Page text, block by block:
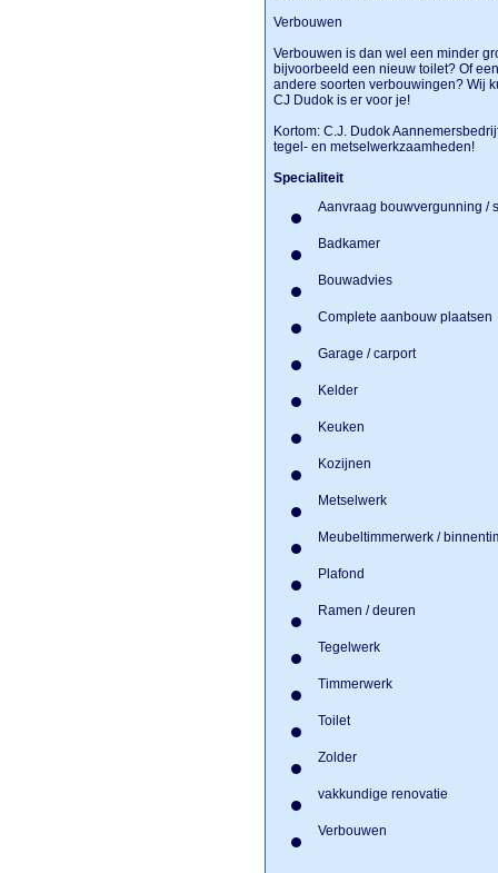
Verbouwen
Verbouwen is dan wel een minder
bijvoorbeeld een nieuw toilet? Of
andere soorten verbouwingen? Wij
CJ Dudok is er voor je!
Kortom: C.J. Dudok
tegel- en metselwerkzaamheden!
Specialiteit
Aanvraag bouwvergunning
Badkamer
Bouwadvies
Complete aanbouw
Garage / carport
Kelder
Keuken
Kozijnen
Metselwerk
Meubeltimmerwerk /
Plafond
Ramen / deuren
Tegelwerk
Timmerwerk
Toilet
Zolder
vakkundige renovatie
Verbouwen